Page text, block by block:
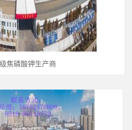
焦磷酸钾生产商